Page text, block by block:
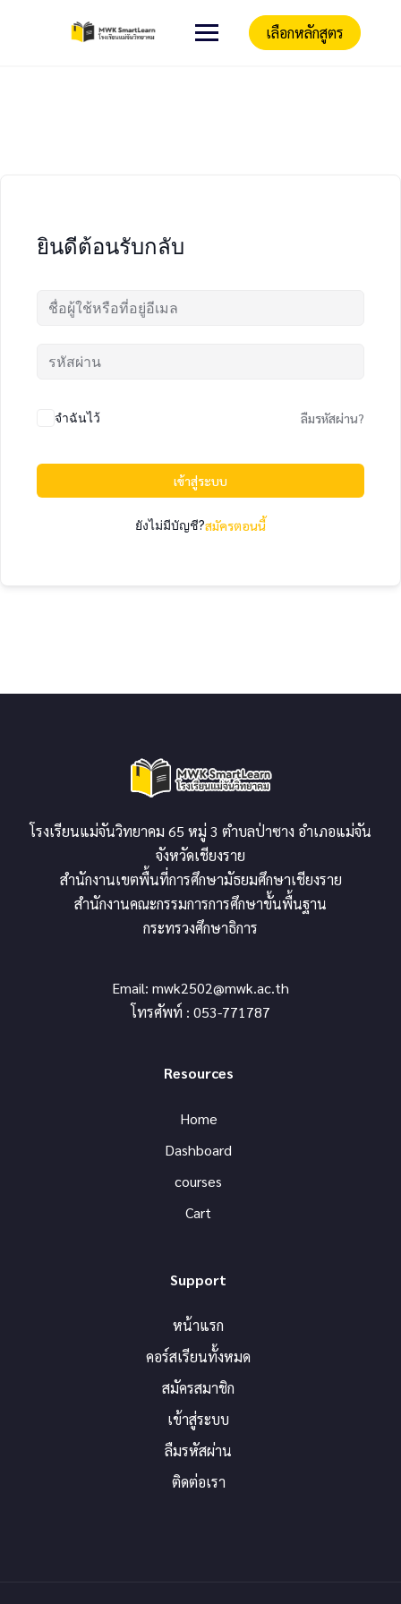
เลือกหลักสูตร
ยินดีต้อนรับกลับ
จำฉันไว้ ลืมรหัสผ่าน?
เข้าสู่ระบบ
ยังไม่มีบัญชี?สมัครตอนนี้
โรงเรียนแม่จันวิทยาคม 65 หมู่ 3 ตำบลป่าซาง อำเภอแม่จัน
จังหวัดเชียงราย
สำนักงานเขตพื้นที่การศึกษามัธยมศึกษาเชียงราย
สำนักงานคณะกรรมการการศึกษาขั้นพื้นฐาน
กระทรวงศึกษาธิการ
Email: mwk2502@mwk.ac.th
โทรศัพท์ : 053-771787
Resources
Home
Dashboard
courses
Cart
Support
หน้าแรก
คอร์สเรียนทั้งหมด
สมัครสมาชิก
เข้าสู่ระบบ
ลืมรหัสผ่าน
ติดต่อเรา